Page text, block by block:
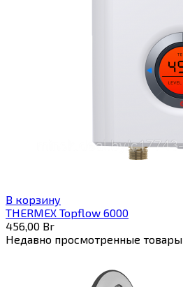
В корзину
THERMEX Topflow 6000
456,00 Br
Недавно просмотренные товары